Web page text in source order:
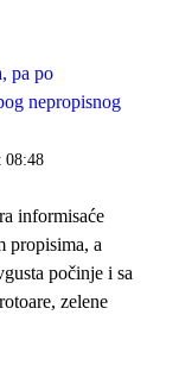
pa po
nepropisnog
08:48
informisaće
propisima, a
počinje i sa
zelene